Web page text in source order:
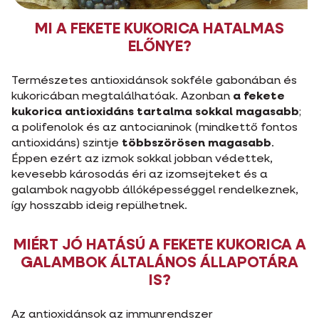
MI A FEKETE KUKORICA HATALMAS
ELŐNYE?
Természetes antioxidánsok sokféle gabonában és
kukoricában megtalálhatóak. Azonban a fekete
kukorica antioxidáns tartalma sokkal magasabb;
a polifenolok és az antocianinok (mindkettő fontos
antioxidáns) szintje többszörösen magasabb.
Éppen ezért az izmok sokkal jobban védettek,
kevesebb károsodás éri az izomsejteket és a
galambok nagyobb állóképességgel rendelkeznek,
így hosszabb ideig repülhetnek.
MIÉRT JÓ HATÁSÚ A FEKETE KUKORICA A
GALAMBOK ÁLTALÁNOS ÁLLAPOTÁRA
IS?
Az antioxidánsok az immunrendszer